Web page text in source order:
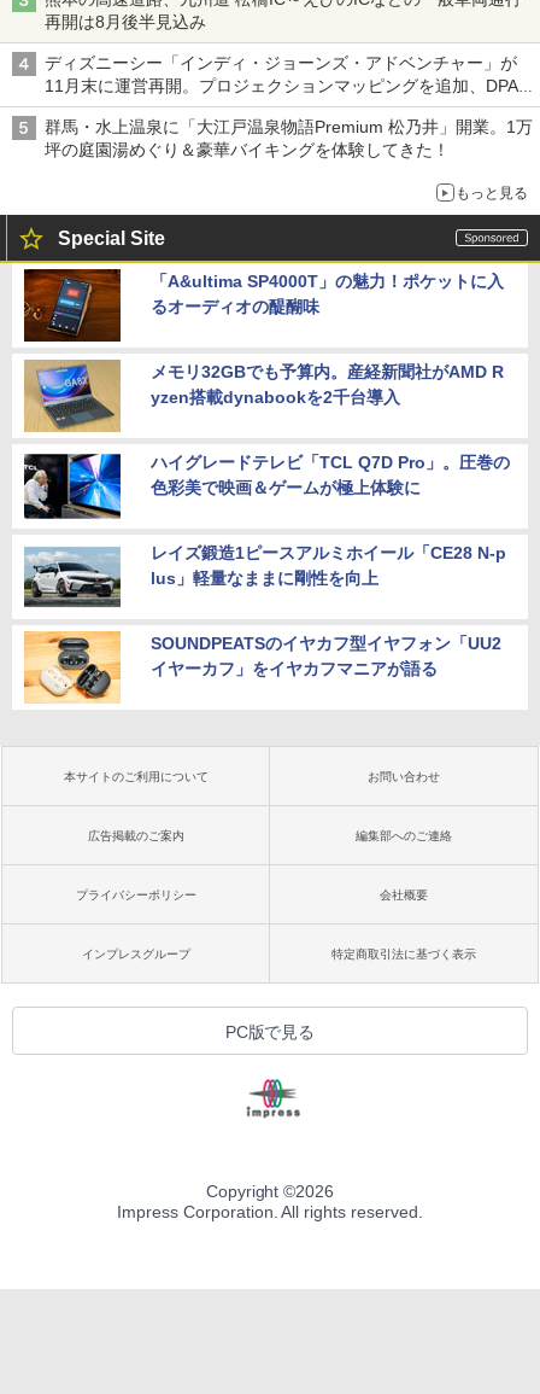
再開は8月後半見込み
ディズニーシー「インディ・ジョーンズ・アドベンチャー」が
11月末に運営再開。プロジェクションマッピングを追加、DPA
は1500円
群馬・水上温泉に「大江戸温泉物語Premium 松乃井」開業。1万
坪の庭園湯めぐり＆豪華バイキングを体験してきた！
もっと見る
Special Site
「A&ultima SP4000T」の魅力！ポケットに入
るオーディオの醍醐味
メモリ32GBでも予算内。産経新聞社がAMD R
yzen搭載dynabookを2千台導入
ハイグレードテレビ「TCL Q7D Pro」。圧巻の
色彩美で映画＆ゲームが極上体験に
レイズ鍛造1ピースアルミホイール「CE28 N-p
lus」軽量なままに剛性を向上
SOUNDPEATSのイヤカフ型イヤフォン「UU2
イヤーカフ」をイヤカフマニアが語る
本サイトのご利用について お問い合わせ
広告掲載のご案内 編集部へのご連絡
プライバシーポリシー 会社概要
インプレスグループ 特定商取引法に基づく表示
PC版で見る
Copyright ©2026
Impress Corporation. All rights reserved.